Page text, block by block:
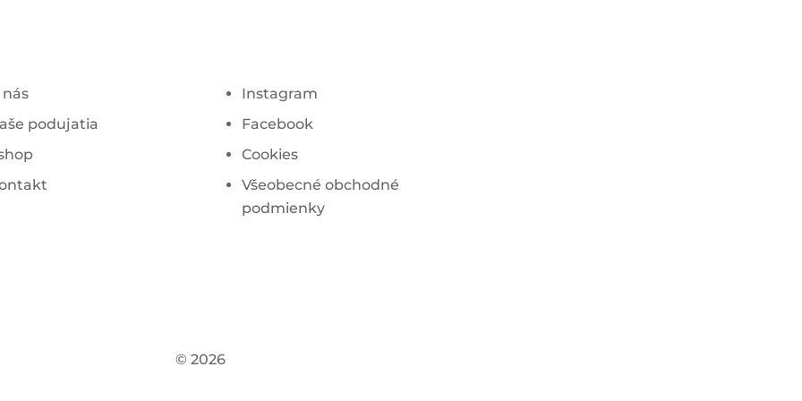
nás
podujatia
Instagram
Facebook
Cookies
Všeobecné obchodné
podmienky
© 2026